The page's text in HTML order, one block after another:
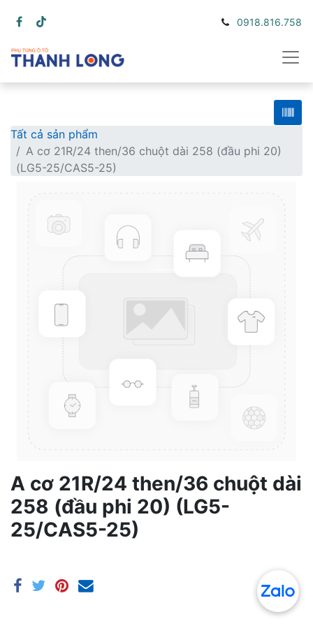
0918.816.758
Tất cả sản phẩm
A cơ 21R/24 then/36 chuột dài 258 (đầu phi 20)
(LG5-25/CAS5-25)
A cơ 21R/24 then/36 chuột dài
258 (đầu phi 20) (LG5-
25/CAS5-25)